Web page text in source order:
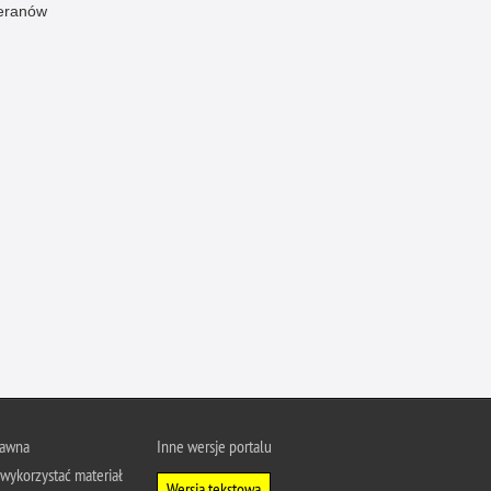
brudnych pieniędzy
człowieka
materiał
Inne wersje portalu